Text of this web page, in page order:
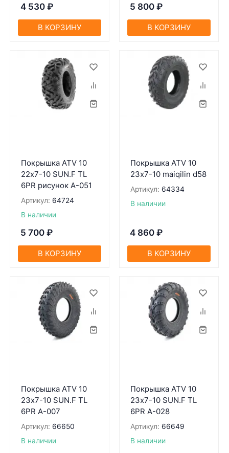
4 530 ₽
В КОРЗИНУ
5 800 ₽
В КОРЗИНУ
Покрышка ATV 10
22х7-10 SUN.F TL
6PR рисунок A-051
Артикул: 64724
В наличии
5 700 ₽
В КОРЗИНУ
Покрышка ATV 10
23х7-10 maiqilin d58
Артикул: 64334
В наличии
4 860 ₽
В КОРЗИНУ
Покрышка ATV 10
23х7-10 SUN.F TL
6PR A-007
Артикул: 66650
В наличии
Покрышка ATV 10
23х7-10 SUN.F TL
6PR A-028
Артикул: 66649
В наличии